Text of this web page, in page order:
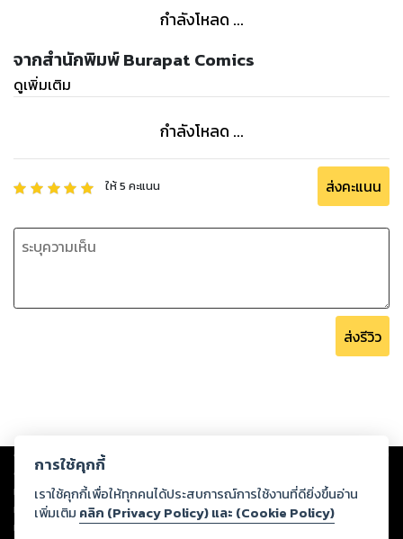
กำลังโหลด ...
จากสำนักพิมพ์ Burapat Comics
ดูเพิ่มเติม
กำลังโหลด ...
ให้5 คะแนน ส่งคะแนน
ส่งรีวิว
Copyright © 2026
ต่อผลงานหรือเนื้อหาใดที่อัปโหลดผ่านเว็บไซต์และปรากฏว่าละเมิดสิทธิใน
ทรัพย์สินทางปัญญาของบุคคลอื่นหรือขัดต่อกฎหมายและศีลธรรม ดังนั้น ผู้อ่าน
ทุกท่านโปรดใช้วิจารณญาณในการกลั่นกรองด้วยตนเอง และหากท่านพบว่าส่วน
หนึ่งส่วนใดขัดต่อกฎหมายและศีลธรรม กรุณาแจ้งมายังบริษัท เพื่อทีมงานจะได้
การใช้คุกกี้
เราใช้คุกกี้เพื่อให้ทุกคนได้ประสบการณ์การใช้งานที่ดียิ่งขึ้นอ่าน
เพิ่มเติม คลิก (Privacy Policy) และ (Cookie Policy)